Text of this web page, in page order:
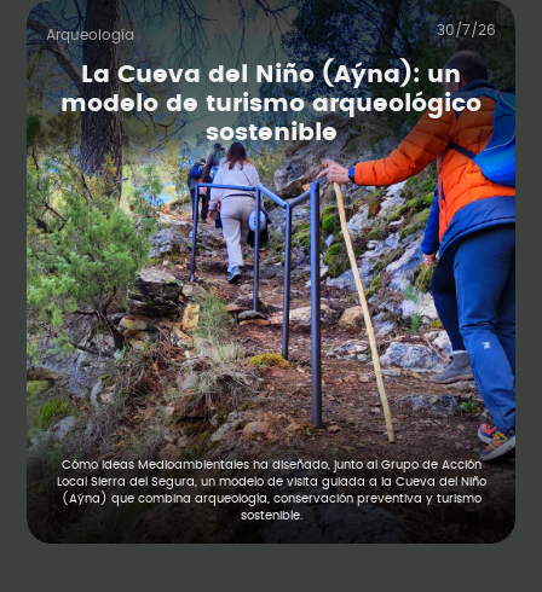
Arqueología 30/7/26
La Cueva del Niño (Aýna): un
modelo de turismo arqueológico
sostenible
Cómo Ideas Medioambientales ha diseñado, junto al Grupo de Acción
Local Sierra del Segura, un modelo de visita guiada a la Cueva del Niño
(Aýna) que combina arqueología, conservación preventiva y turismo
sostenible.